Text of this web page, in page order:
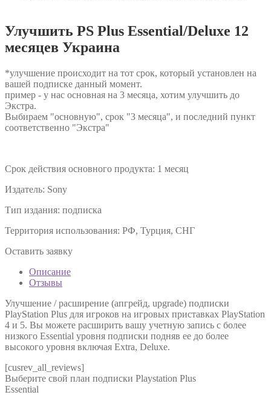
Улучшить PS Plus Essential/Deluxe 12
месяцев Украина
*улучшение происходит на тот срок, который установлен на
вашей подписке данный момент.
пример - у нас основная на 3 месяца, хотим улучшить до
Экстра.
Выбираем "основную", срок "3 месяца", и последний пункт
соответственно "Экстра"
Срок действия основного продукта: 1 месяц
Издатель: Sony
Тип издания: подписка
Территория использования: РФ, Турция, СНГ
Оставить заявку
Описание
Отзывы
Улучшение / расширение (апгрейд, upgrade) подписки
PlayStation Plus для игроков на игровых приставках PlayStation
4 и 5. Вы можете расширить вашу учетную запись с более
низкого Essential уровня подписки подняв ее до более
высокого уровня включая Extra, Deluxe.
[cusrev_all_reviews]
Выберите свой план подписки Playstation Plus
Essential